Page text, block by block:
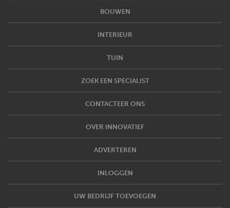
BOUWEN
INTERIEUR
TUIN
ZOEK EEN SPECIALIST
CONTACTEER ONS
OVER INNOVATIEF
ADVERTEREN
INLOGGEN
UW BEDRIJF TOEVOEGEN